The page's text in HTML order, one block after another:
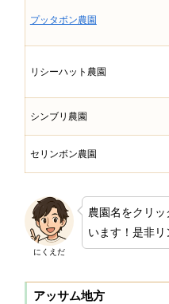
プッタボン農園
リシーハット農園
シンブリ農園
セリンボン農園
にくえだ
農園名をクリ
います！是非
アッサム地方